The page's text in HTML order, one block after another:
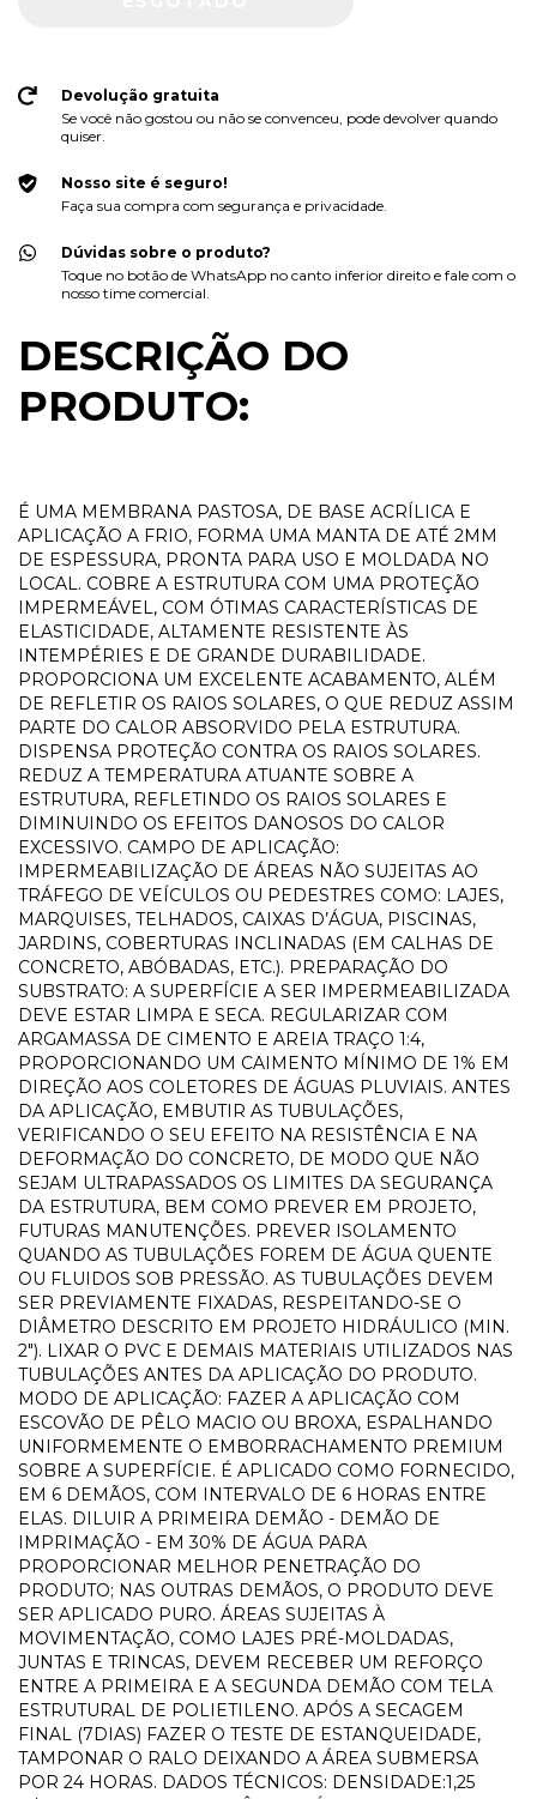
Devolução gratuita
Se você não gostou ou não se convenceu, pode devolver quando
quiser.
Nosso site é seguro!
Faça sua compra com segurança e privacidade.
Dúvidas sobre o produto?
Toque no botão de WhatsApp no canto inferior direito e fale com o
nosso time comercial.
DESCRIÇÃO DO
PRODUTO:
É UMA MEMBRANA PASTOSA, DE BASE ACRÍLICA E
APLICAÇÃO A FRIO, FORMA UMA MANTA DE ATÉ 2MM
DE ESPESSURA, PRONTA PARA USO E MOLDADA NO
LOCAL. COBRE A ESTRUTURA COM UMA PROTEÇÃO
IMPERMEÁVEL, COM ÓTIMAS CARACTERÍSTICAS DE
ELASTICIDADE, ALTAMENTE RESISTENTE ÀS
INTEMPÉRIES E DE GRANDE DURABILIDADE.
PROPORCIONA UM EXCELENTE ACABAMENTO, ALÉM
DE REFLETIR OS RAIOS SOLARES, O QUE REDUZ ASSIM
PARTE DO CALOR ABSORVIDO PELA ESTRUTURA.
DISPENSA PROTEÇÃO CONTRA OS RAIOS SOLARES.
REDUZ A TEMPERATURA ATUANTE SOBRE A
ESTRUTURA, REFLETINDO OS RAIOS SOLARES E
DIMINUINDO OS EFEITOS DANOSOS DO CALOR
EXCESSIVO. CAMPO DE APLICAÇÃO:
IMPERMEABILIZAÇÃO DE ÁREAS NÃO SUJEITAS AO
TRÁFEGO DE VEÍCULOS OU PEDESTRES COMO: LAJES,
MARQUISES, TELHADOS, CAIXAS D’ÁGUA, PISCINAS,
JARDINS, COBERTURAS INCLINADAS (EM CALHAS DE
CONCRETO, ABÓBADAS, ETC.). PREPARAÇÃO DO
SUBSTRATO: A SUPERFÍCIE A SER IMPERMEABILIZADA
DEVE ESTAR LIMPA E SECA. REGULARIZAR COM
ARGAMASSA DE CIMENTO E AREIA TRAÇO 1:4,
PROPORCIONANDO UM CAIMENTO MÍNIMO DE 1% EM
DIREÇÃO AOS COLETORES DE ÁGUAS PLUVIAIS. ANTES
DA APLICAÇÃO, EMBUTIR AS TUBULAÇÕES,
VERIFICANDO O SEU EFEITO NA RESISTÊNCIA E NA
DEFORMAÇÃO DO CONCRETO, DE MODO QUE NÃO
SEJAM ULTRAPASSADOS OS LIMITES DA SEGURANÇA
DA ESTRUTURA, BEM COMO PREVER EM PROJETO,
FUTURAS MANUTENÇÕES. PREVER ISOLAMENTO
QUANDO AS TUBULAÇÕES FOREM DE ÁGUA QUENTE
OU FLUIDOS SOB PRESSÃO. AS TUBULAÇÕES DEVEM
SER PREVIAMENTE FIXADAS, RESPEITANDO-SE O
DIÂMETRO DESCRITO EM PROJETO HIDRÁULICO (MIN.
2"). LIXAR O PVC E DEMAIS MATERIAIS UTILIZADOS NAS
TUBULAÇÕES ANTES DA APLICAÇÃO DO PRODUTO.
MODO DE APLICAÇÃO: FAZER A APLICAÇÃO COM
ESCOVÃO DE PÊLO MACIO OU BROXA, ESPALHANDO
UNIFORMEMENTE O EMBORRACHAMENTO PREMIUM
SOBRE A SUPERFÍCIE. É APLICADO COMO FORNECIDO,
EM 6 DEMÃOS, COM INTERVALO DE 6 HORAS ENTRE
ELAS. DILUIR A PRIMEIRA DEMÃO - DEMÃO DE
IMPRIMAÇÃO - EM 30% DE ÁGUA PARA
PROPORCIONAR MELHOR PENETRAÇÃO DO
PRODUTO; NAS OUTRAS DEMÃOS, O PRODUTO DEVE
SER APLICADO PURO. ÁREAS SUJEITAS À
MOVIMENTAÇÃO, COMO LAJES PRÉ-MOLDADAS,
JUNTAS E TRINCAS, DEVEM RECEBER UM REFORÇO
ENTRE A PRIMEIRA E A SEGUNDA DEMÃO COM TELA
ESTRUTURAL DE POLIETILENO. APÓS A SECAGEM
FINAL (7DIAS) FAZER O TESTE DE ESTANQUEIDADE,
TAMPONAR O RALO DEIXANDO A ÁREA SUBMERSA
POR 24 HORAS. DADOS TÉCNICOS: DENSIDADE:1,25